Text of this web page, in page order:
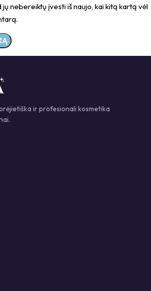
nebereiktų įvesti iš naujo, kai kitą kartą vėl
ir profesionali kosmetika